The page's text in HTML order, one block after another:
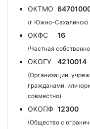
ОКТМО
(г Южно-Сахалинск)
ОКФС 16
(Частная
ОКОГУ 4210014
(Организации,
гражданами, или
совместно)
ОКОПФ 12300
(Общество с